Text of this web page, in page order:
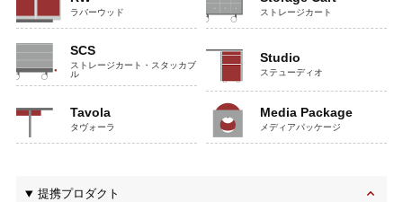
ラバーウッド ストレージカート
SCS
ストレージカート・スタッカブ
ル
Studio
ステューディオ
Tavola
タヴォーラ
Media Package
メディアパッケージ
提携プロダクト